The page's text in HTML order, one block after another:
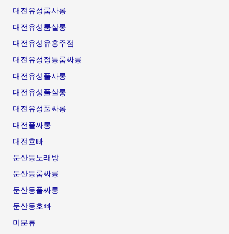
대전유성룸사롱
대전유성룸살롱
대전유성유흥주점
대전유성정통룸싸롱
대전유성풀사롱
대전유성풀살롱
대전유성풀싸롱
대전풀싸롱
대전호빠
둔산동노래방
둔산동룸싸롱
둔산동풀싸롱
둔산동호빠
미분류